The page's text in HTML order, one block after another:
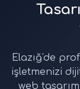
Elazığ'de
işletmenizi
web